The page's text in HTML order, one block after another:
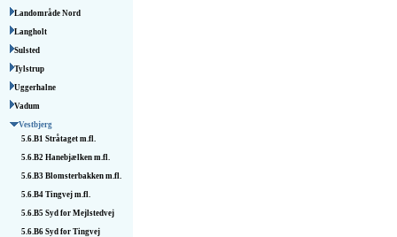
Landområde Nord
Langholt
Sulsted
Tylstrup
Uggerhalne
Vadum
Vestbjerg
5.6.B1 Stråtaget m.fl.
5.6.B2 Hanebjælken m.fl.
5.6.B3 Blomsterbakken m.fl.
5.6.B4 Tingvej m.fl.
5.6.B5 Syd for Mejlstedvej
5.6.B6 Syd for Tingvej